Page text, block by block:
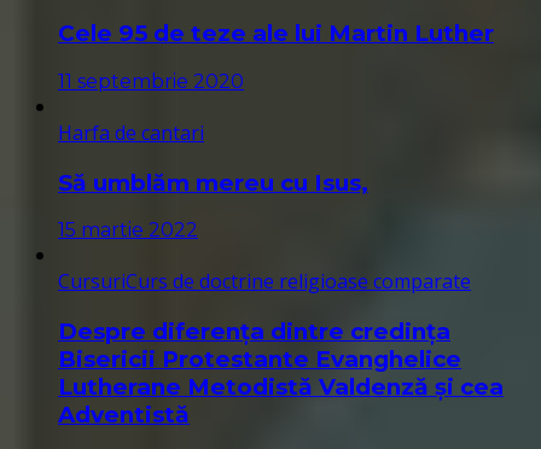
Cele 95 de teze ale lui Martin Luther
11 septembrie 2020
Harfa de cantari
Să umblăm mereu cu Isus,
15 martie 2022
CursuriCurs de doctrine religioase comparate
Despre diferența dintre credința
Bisericii Protestante Evanghelice
Lutherane Metodistă Valdenză și cea
Adventistă